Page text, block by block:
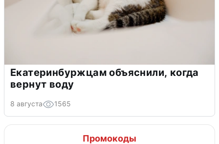
Екатеринбуржцам объяснили, когда
вернут воду
8 августа 1565
Промокоды